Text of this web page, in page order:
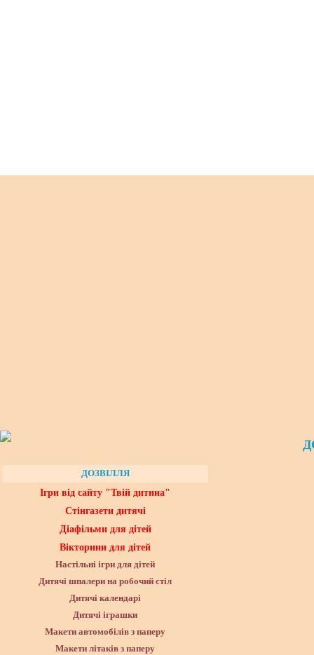
ДОЗВІЛЛЯ
Ігри від сайту "Твій дитина"
Стінгазети дитячі
Діафільми для дітей
Вікторини для дітей
Настільні ігри для дітей
Дитячі шпалери на робочий стіл
Дитячі календарі
Дитячі іграшки
Макети автомобілів з паперу
Макети літаків з паперу